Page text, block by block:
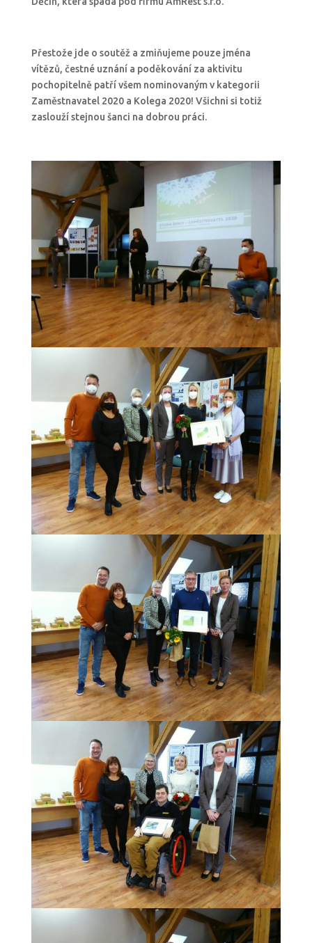
Přestože jde o soutěž a zmiňujeme pouze jména
vítězů, čestné uznání a poděkování za aktivitu
pochopitelně patří všem nominovaným v kategorii
Zaměstnavatel 2020 a Kolega 2020! Všichni si totiž
zaslouží stejnou šanci na dobrou práci.